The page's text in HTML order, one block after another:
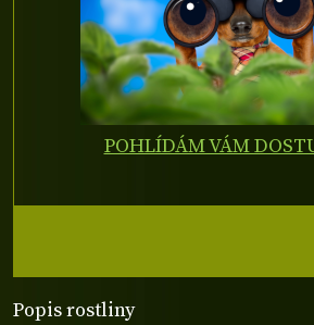
Popis rostliny
POHLÍDÁM VÁM